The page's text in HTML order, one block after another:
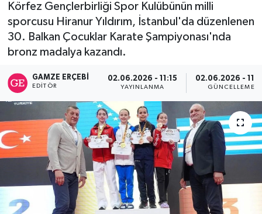
Körfez Gençlerbirliği Spor Kulübünün milli
sporcusu Hiranur Yıldırım, İstanbul'da düzenlenen
30. Balkan Çocuklar Karate Şampiyonası'nda
bronz madalya kazandı.
GAMZE ERÇEBI
EDITÖR
02.06.2026 - 11:15
YAYINLANMA
02.06.2026 -
GÜNCELLEME
RESMİ İLAN
SİYASET
SAĞLIK
GÜNCEL
RESMİ İLAN
Künye
Haber Arşivi